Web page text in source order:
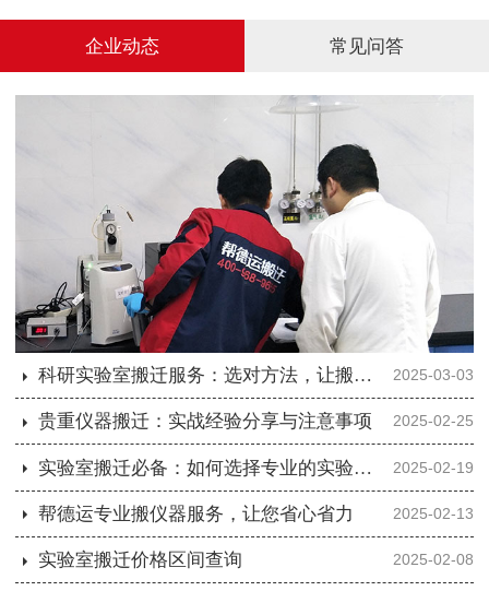
企业动态 常见问答
2025-03-03
科研实验室搬迁服务：选对方法，让搬迁更轻松
2025-02-25
贵重仪器搬迁：实战经验分享与注意事项
2025-02-19
实验室搬迁必备：如何选择专业的实验室搬迁公司
2025-02-13
帮德运专业搬仪器服务，让您省心省力
2025-02-08
实验室搬迁价格区间查询